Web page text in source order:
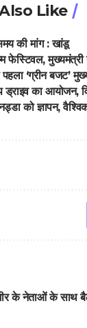
Like
की मांग : खांडू
फेस्टिवल,
‘ग्रीन बजट’
का आयोजन,
को ज्ञापन,
के नेताओं के साथ